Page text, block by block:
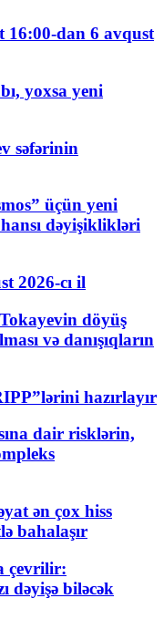
16:00-dan 6 avqust
yoxsa yeni
səfərinin
üçün yeni
dəyişiklikləri
2026-cı il
döyüş
və danışıqların
hazırlayır
dair risklərin,
ən çox hiss
bahalaşır
çevrilir:
dəyişə biləcək